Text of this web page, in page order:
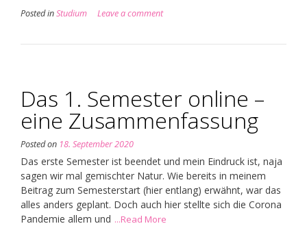
Posted inStudium Leave a comment
Das 1. Semester online –
eine Zusammenfassung
Posted on 18. September 2020
Das erste Semester ist beendet und mein Eindruck ist, naja
sagen wir mal gemischter Natur. Wie bereits in meinem
Beitrag zum Semesterstart (hier entlang) erwähnt, war das
alles anders geplant. Doch auch hier stellte sich die Corona
Pandemie allem und ...Read More